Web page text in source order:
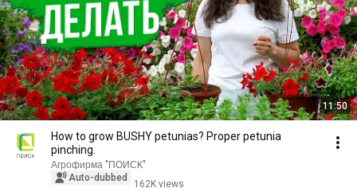
11:50
How to grow BUSHY petunias? Proper petunia
pinching.
Агрофирма "ПОИСK"
Auto-dubbed
162K views